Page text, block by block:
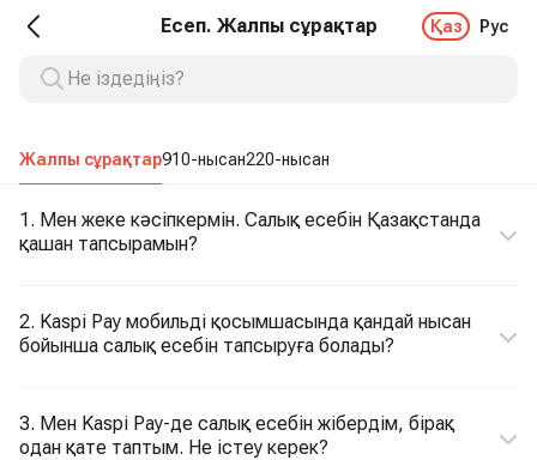
Есеп. Жалпы сұрақтар Қаз Рус
Жалпы сұрақтар910-нысан220-нысан
1. Мен жеке кәсіпкермін. Салық есебін Қазақстанда
қашан тапсырамын?
2. Kaspi Pay мобильді қосымшасында қандай нысан
бойынша салық есебін тапсыруға болады?
3. Мен Kaspi Pay-де салық есебін жібердім, бірақ
одан қате таптым. Не істеу керек?